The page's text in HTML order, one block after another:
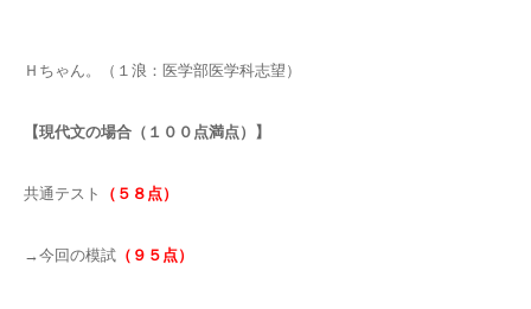
Ｈちゃん。（１浪：医学部医学科志望）
【現代文の場合（１００点満点）】
共通テスト （５８点）
→今回の模試 （９５点）